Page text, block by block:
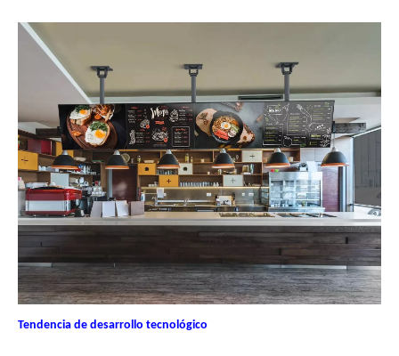
Tendencia de desarrollo tecnológico